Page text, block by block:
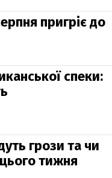
пригріє до
спеки:
грози та чи
тижня